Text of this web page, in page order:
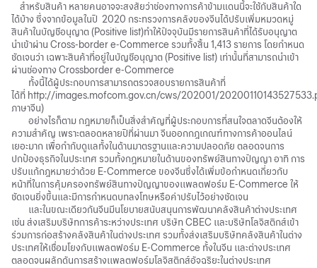
สำหรับสินค้า หลายคนอาจจะสงสัยว่าช่องทางการค้าข้ามแดนนี้จะใช้กับสินค้าใด
ได้บ้าง ซึ่งจากข้อมูลในปี 2020 กระทรวงการคลังของจีนได้ปรับเพิ่มหมวดหมู่
สินค้าในบัญชีอนุญาต(Positive list)ทำให้ปัจจุบันมีรายการสินค้าที่ได้รับอนุญาต
นำเข้าผ่าน Cross-border e-Commerce รวมทั้งสิ้น 1,413 รายการ โดยกำหนด
ชัดเจนว่า เฉพาะสินค้าที่อยู่ในบัญชีอนุญาต(Positive list) เท่านั้นที่สามารถนำเข้า
ผ่านช่องทาง Crossborder e-Commerce
ทั้งนี้ได้ผู้ประกอบการสามารถตรวจสอบรายการสินค้าที่
ได้ที่ http://images.mofcom.gov.cn/cws/202001/
ภาษาจีน)
อย่างไรก็ตาม กฎหมายก็เป็นสิ่งสำคัญที่ผู้ประกอบการที่สนใจตลาดจีนต้องให้
ความสำคัญ เพราะตลอดหลายปีที่ผ่านมาจีนออกกฎเกณฑ์ทางการค้าออนไลน์
เยอะมาก เพื่อกำกับดูแลทั้งในด้านมาตรฐานและความปลอดภัย ตลอดจนการ
ปกป้องธุรกิจในประเทศ รวมทั้งกฎหมายในด้านของทรัพย์สินทางปัญญาอาทิ การ
ปรับแก้กฎหมายว่าด้วย E-Commerce ของจีนซึ่งได้เพิ่มข้อกำหนดเกี่ยวกับ
หน้าที่ในการคุ้มครองทรัพย์สินทางปัญญาของเเพลตฟอร์ม E-Commerce ให้
ชัดเจนยิ่งขึ้นและมีการกำหนดบทลงโทษหรือค่าปรับไว้อย่างชัดเจน
และในขณะเดียวกันจีนมีนโยบายสนับสนุนการพัฒนาคลังสินค้าต่างประเทศ
เช่น ส่งเสริมบริษัทการค้าระหว่างประเทศ บริษัทCBEC เเละบริษัทโลจิสติกส์เข้า
ร่วมการก่อสร้างคลังสินค้าในต่างประเทศ รวมทั้งส่งเสริมบริษัทคลังสินค้าในต่าง
ประเทศให้เชื่อมโยงกับเเพลตฟอร์ม E-Commerce ทั้งในจีน เเละต่างประเทศ
ตลอดจนผลักดันการสร้างเเพลตฟอร์มโลจิสติกส์อัจฉริยะในต่างประเทศ